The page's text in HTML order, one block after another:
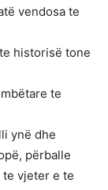
vendosa te
historisë tone
te
ynë dhe
përballe
vjeter e te